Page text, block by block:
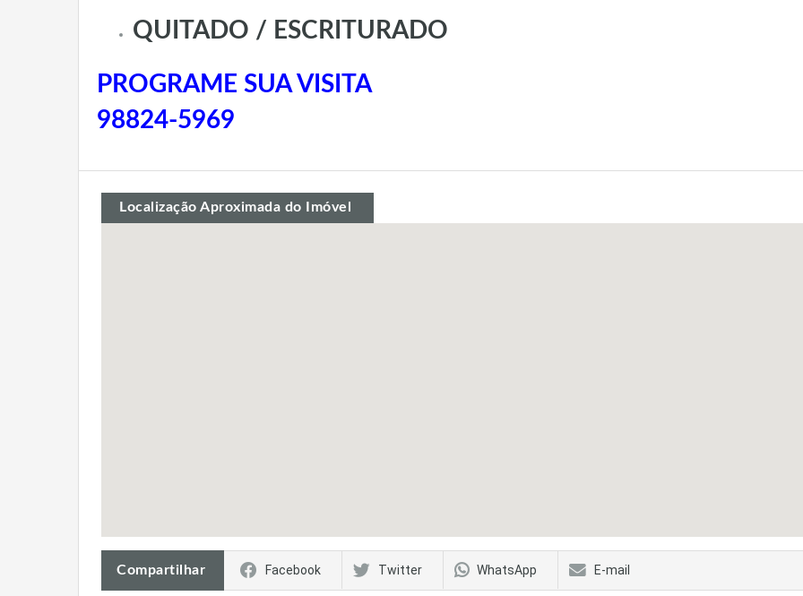
QUITADO / ESCRITURADO
PROGRAME SUA VISITA
98824-5969
Localização Aproximada do Imóvel
Compartilhar Facebook Twitter WhatsApp E-mail